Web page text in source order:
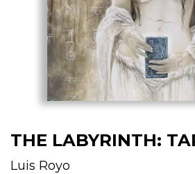
THE LABYRINTH:
Luis Royo